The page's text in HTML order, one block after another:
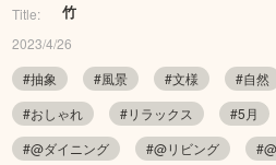
Title: 竹
2023/4/26
#抽象
#風景 #文様 #自然
#おしゃれ
#リラックス #5月
#@ダイニング
#@リビング